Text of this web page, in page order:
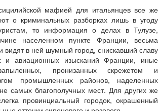
мафией для итальянцев все же
о криминальных разборках лишь в угоду
то информация о делах в Тулузе,
населенном пункте Франции, весьма
видят в ней шумный город, снискавший славу
и авиационных изысканий Франции, иные
пронизанных скрежетом и
промышленных районов, наделенных
самых благополучных мест. Для других же
провинциальный городок, окрашенный